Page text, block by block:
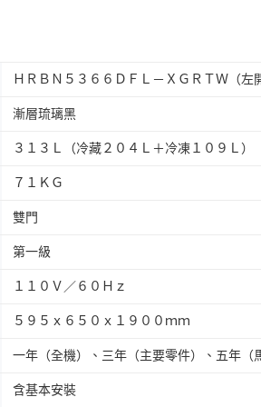
ＨＲＢＮ５３６６ＤＦＬ－ＸＧＲＴＷ（左
漸層琉璃黑
３１３Ｌ（冷藏２０４Ｌ＋冷凍１０９Ｌ）
７１ＫＧ
雙門
第一級
１１０Ｖ／６０Ｈｚ
５９５ｘ６５０ｘ１９００ｍｍ
一年（全機）、三年（主要零件）、五年（
含基本安裝